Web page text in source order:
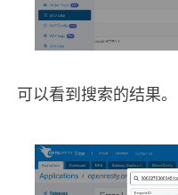
可以看到搜索的结果。